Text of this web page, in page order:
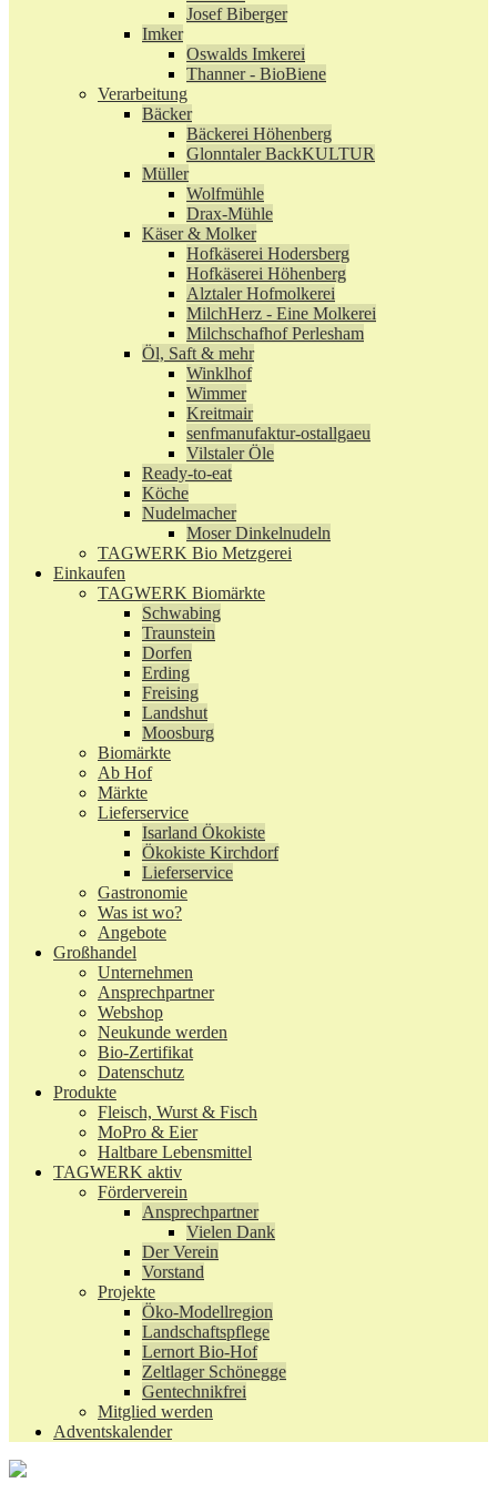
Josef Biberger
Imker
Oswalds Imkerei
Thanner - BioBiene
Verarbeitung
Bäcker
Bäckerei Höhenberg
Glonntaler BackKULTUR
Müller
Wolfmühle
Drax-Mühle
Käser & Molker
Hofkäserei Hodersberg
Hofkäserei Höhenberg
Alztaler Hofmolkerei
MilchHerz - Eine Molkerei
Milchschafhof Perlesham
Öl, Saft & mehr
Winklhof
Wimmer
Kreitmair
senfmanufaktur-ostallgaeu
Vilstaler Öle
Ready-to-eat
Köche
Nudelmacher
Moser Dinkelnudeln
TAGWERK Bio Metzgerei
Einkaufen
TAGWERK Biomärkte
Schwabing
Traunstein
Dorfen
Erding
Freising
Landshut
Moosburg
Biomärkte
Ab Hof
Märkte
Lieferservice
Isarland Ökokiste
Ökokiste Kirchdorf
Lieferservice
Gastronomie
Was ist wo?
Angebote
Großhandel
Unternehmen
Ansprechpartner
Webshop
Neukunde werden
Bio-Zertifikat
Datenschutz
Produkte
Fleisch, Wurst & Fisch
MoPro & Eier
Haltbare Lebensmittel
TAGWERK aktiv
Förderverein
Ansprechpartner
Vielen Dank
Der Verein
Vorstand
Projekte
Öko-Modellregion
Landschaftspflege
Lernort Bio-Hof
Zeltlager Schönegge
Gentechnikfrei
Mitglied werden
Adventskalender